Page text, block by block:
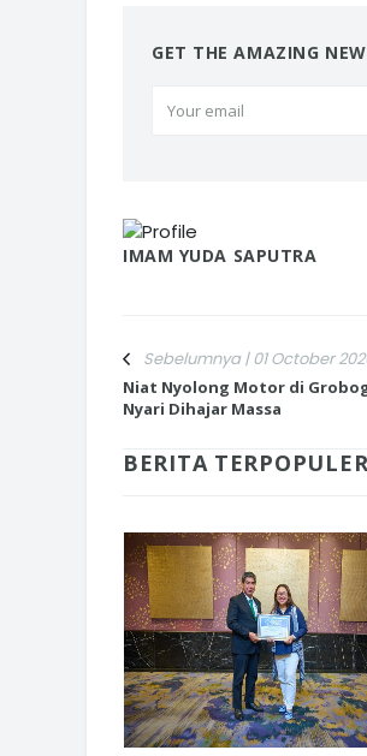
GET THE AMAZING
IMAM YUDA SAPUTRA
Sebelumnya | 01 October
Niat Nyolong Motor di
Nyari Dihajar Massa
BERITA TERPOPULER